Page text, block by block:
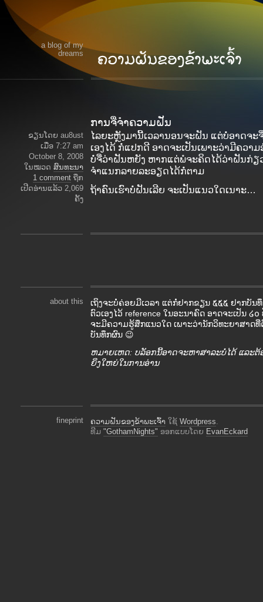
a blog of my
dreams
ການຈື່ຈຳຄວາມຝັນ
ຂຽນໂດຍ au8ust
ເມື່ອ 7:27 am
October 8, 2008
ໃນໝວດ ສົນທະນາ
1 comment ຖືກ
ເປີດອ່ານແລ້ວ 2,069
ຄັ້ງ
ໄລຍະຫຼັງມານີ້ເວລານອນຈະຝັນ ແຕ່ບໍ່ອາດຈະ
ເອງໄດ້ ກໍ່ແປກດີ ອາດຈະເປັນເພາະວ່າມີຄວາ
ບໍ່ຈື່ວ່າຝັນຫຍັງ ຫາກແຕ່ພໍຈະຄິດໄດ້ວ່າຝັນກ່ຽ
ຈຳແນກລາຍລະອຽດໄດ້ກໍ່ຕາມ
ຖ້າຄົນເຮົາບໍ່ຝັນເລີຍ ຈະເປັນແນວໃດເນາະ…
about this
ເຖິງຈະບໍ່ຄ່ອຍມີເວລາ ແຕ່ກໍ່ຢາກຂຽນ ໕໕໕ ຢາກບັນ
ຕົວເອງໄວ້ reference ໃນອະນາຄົດ ອາດຈະເປັນ ໒
ຈະມີຄວາມຮູ້ສຶກແນວໃດ ເພາະວ່ານັກວິທະຍາສາດ
ບັນທຶກຜົນ 😉
ຫມາຍເຫດ: ບລັອກນີ້ອາດຈະຫາສາລະບໍ່ໄດ້ ແລະຕ້
ຍິ່ງໃຫຍ່ໃນການອ່ານ
fineprint ຄວາມຝັນຂອງຂ້າພະເຈົ້າ ໃຊ້ Wordpress.
ທີມ "GothamNights" ອອກແບບໂດຍ EvanEckard